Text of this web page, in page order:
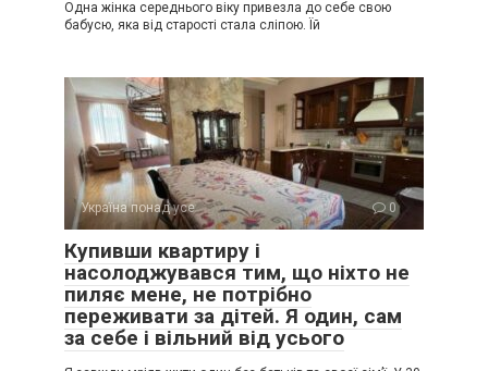
Одна жінка середнього віку привезла до себе свою
бабусю, яка від старості стала сліпою. Їй
Україна понад усе 0
Купивши квартиру і
насолоджувався тим, що ніхто не
пиляє мене, не потрібно
переживати за дітей. Я один, сам
за себе і вільний від усього